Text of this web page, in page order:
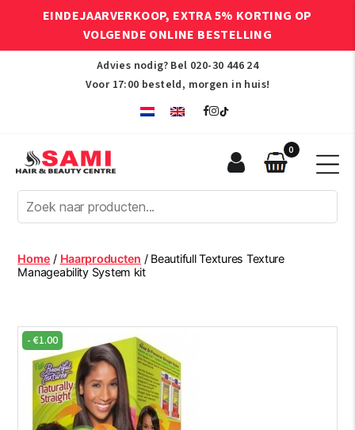
EINDEJAARVERKOOP, EXTRA 5% KORTING OP
VOLGENDE ONLINE BESTELLING
Advies nodig? Bel 020-30 446 24
Voor 17:00 besteld, morgen in huis!
Afro
Hair
Beauty
Centre
0
Home / Haarproducten / Beautifull Textures Texture
Manageability System kit
-€1.00